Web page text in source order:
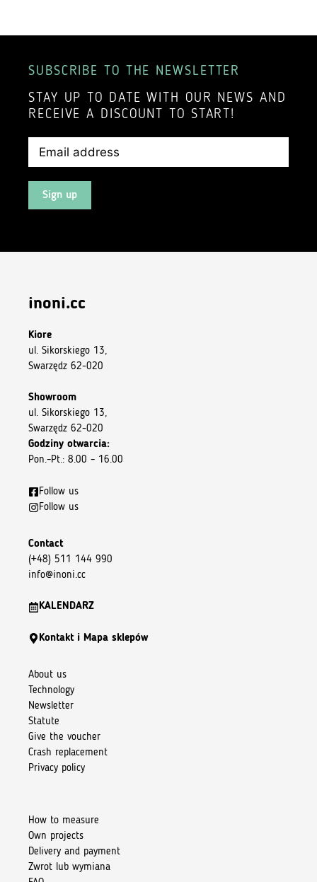
SUBSCRIBE TO THE NEWSLETTER
STAY UP TO DATE WITH OUR NEWS AND
RECEIVE A DISCOUNT TO START!
Sign up
inoni.cc
Kiore
ul. Sikorskiego 13,
Swarzędz 62-020
Showroom
ul. Sikorskiego 13,
Swarzędz 62-020
Godziny otwarcia:
Pon.–Pt.: 8.00 – 16.00
Follow us
Follow us
Contact
(+48) 511 144 990
info@inoni.cc
KALENDARZ
Kontakt i Mapa sklepów
About us
Technology
Newsletter
Statute
Give the voucher
Crash replacement
Privacy policy
How to measure
Own projects
Delivery and payment
Zwrot lub wymiana